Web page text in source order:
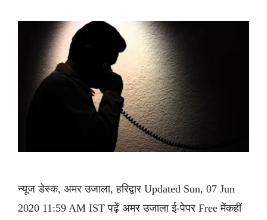
न्यूज डेस्क, अमर उजाला, हरिद्वार Updated Sun, 07 Jun
2020 11:59 AM IST पढ़ें अमर उजाला ई-पेपर Free मेंकहीं